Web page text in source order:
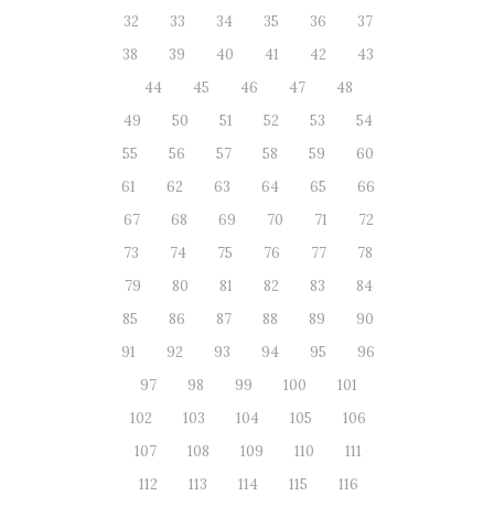
32
33 34 35 36
37
38
39 40 41 42
43
44
45 46 47
48
49
50 51 52 53
54
55
56 57 58 59
60
61
62 63 64 65
66
67
68 69 70 71
72
73
74 75 76 77
78
79
80 81 82 83
84
85
86 87 88 89
90
91
92 93 94 95
96
97
98 99 100
101
102
103 104 105
106
107
108 109 110
111
112
113 114 115
116